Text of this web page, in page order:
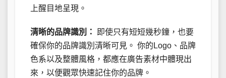
上醒目地呈現。
清晰的品牌識別：
即使只有短短幾秒鐘，也要
確保你的品牌識別清晰可見。 你的Logo、品牌
色系以及整體風格，都應在廣告素材中體現出
來，以便觀眾快速記住你的品牌。